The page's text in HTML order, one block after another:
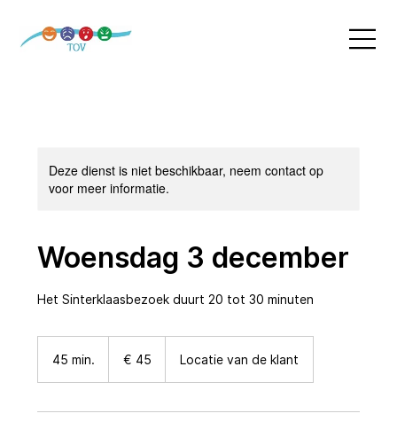
Deze dienst is niet beschikbaar, neem contact op
voor meer informatie.
Woensdag 3 december
Het Sinterklaasbezoek duurt 20 tot 30 minuten
45 min.
i
€ 45 Locatie van de klant